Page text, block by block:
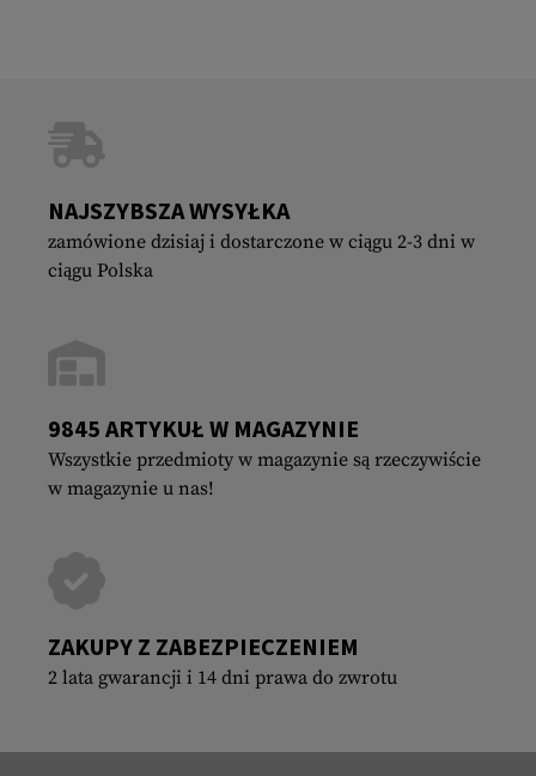
NAJSZYBSZA WYSYŁKA
zamówione dzisiaj i dostarczone w ciągu 2-3 dni w
ciągu Polska
9845 ARTYKUŁ W MAGAZYNIE
Wszystkie przedmioty w magazynie są rzeczywiście
w magazynie u nas!
ZAKUPY Z ZABEZPIECZENIEM
2 lata gwarancji i 14 dni prawa do zwrotu